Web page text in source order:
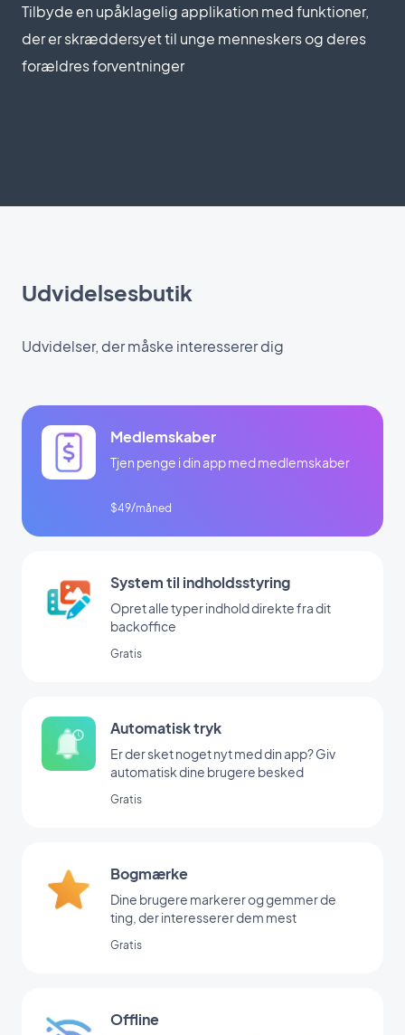
Tilbyde en upåklagelig applikation med funktioner,
der er skræddersyet til unge menneskers og deres
forældres forventninger
Udvidelsesbutik
Udvidelser, der måske interesserer dig
Medlemskaber
Tjen penge i din app med medlemskaber
$49/måned
System til indholdsstyring
Opret alle typer indhold direkte fra dit
backoffice
Gratis
Automatisk tryk
Er der sket noget nyt med din app? Giv
automatisk dine brugere besked
Gratis
Bogmærke
Dine brugere markerer og gemmer de
ting, der interesserer dem mest
Gratis
Offline